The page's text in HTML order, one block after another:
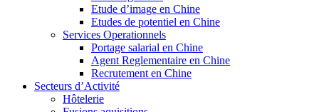
Etude d’image en Chine
Etudes de potentiel en Chine
Services Operationnels
Portage salarial en Chine
Agent Reglementaire en Chine
Recrutement en Chine
Secteurs d’Activité
Hôtelerie